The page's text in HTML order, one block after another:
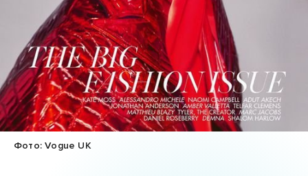
Фото: Vogue UK